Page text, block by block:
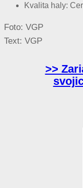
Kvalita haly:
Foto: VGP
Text: VGP
>>